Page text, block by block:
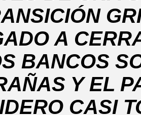
A
BANCOS
Y EL
CASI